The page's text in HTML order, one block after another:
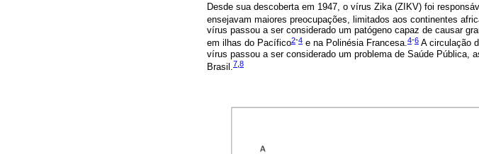
Desde sua descoberta em 1947, o vírus Zika (ZIKV) foi
ensejavam maiores preocupações, limitados aos continentes
vírus passou a ser considerado um patógeno capaz de causar
em ilhas do Pacífico2-4 e na Polinésia Francesa.4-6 A circulação
vírus passou a ser considerado um problema de Saúde Pública,
Brasil.7 8